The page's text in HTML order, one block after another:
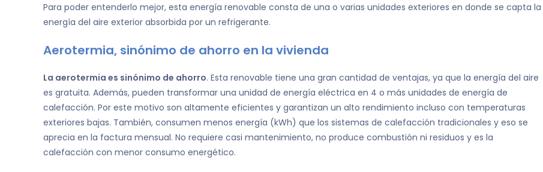
Para poder entenderlo mejor, esta energía renovable consta de una o varias unidades exteriores en donde se capta la
energía del aire exterior absorbida por un refrigerante.
Aerotermia, sinónimo de ahorro en la vivienda
La aerotermia es sinónimo de ahorro. Esta renovable tiene una gran cantidad de ventajas, ya que la energía del aire
es gratuita. Además, pueden transformar una unidad de energía eléctrica en 4 o más unidades de energía de
calefacción. Por este motivo son altamente eficientes y garantizan un alto rendimiento incluso con temperaturas
exteriores bajas. También, consumen menos energía (kWh) que los sistemas de calefacción tradicionales y eso se
aprecia en la factura mensual. No requiere casi mantenimiento, no produce combustión ni residuos y es la
calefacción con menor consumo energético.